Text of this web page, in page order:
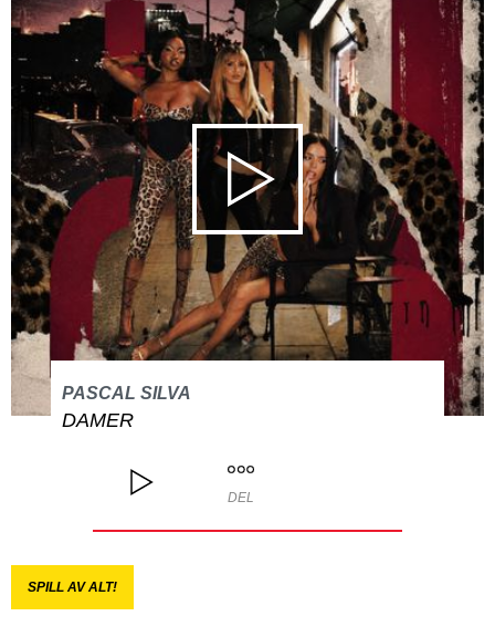
PASCAL SILVA
DAMER
DEL
SPILL AV ALT!